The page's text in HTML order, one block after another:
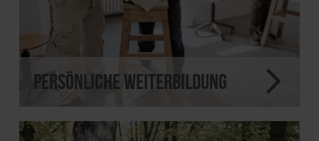
Persönliche Weiterbildung